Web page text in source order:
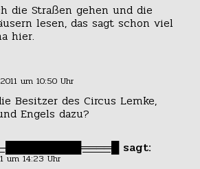
die Straßen gehen und die
lesen, das sagt schon viel
hier.
um 10:50 Uhr
Besitzer des Circus Lemke,
Engels dazu?
sagt:
um 14:23 Uhr